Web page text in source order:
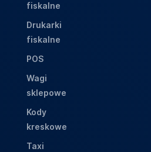
fiskalne
Drukarki
fiskalne
POS
Wagi
sklepowe
Kody
kreskowe
Taxi